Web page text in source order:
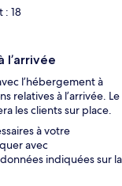
: 18
l’arrivée
l’hébergement à
relatives à l’arrivée. Le
les clients sur place.
à votre
avec
indiquées sur la